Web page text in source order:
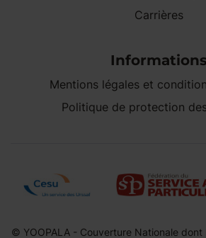
Carrières
Informations
Mentions légales et
Politique de protection
© YOOPALA - Couverture Nationale dont